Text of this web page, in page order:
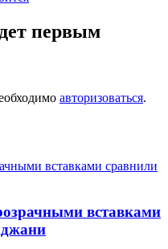
первым
авторизоваться.
вставками